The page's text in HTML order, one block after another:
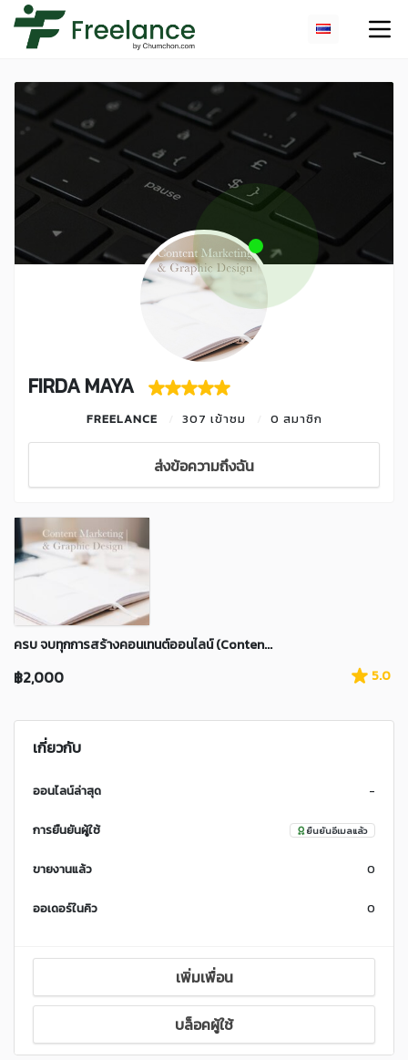
FIRDA MAYA
FREELANCE 307 เข้าชม 0 สมาชิก
ส่งข้อความถึงฉัน
ครบ จบทุกการสร้างคอนเทนต์ออนไลน์ (Conten...
฿2,000 5.0
เกี่ยวกับ
ออนไลน์ล่าสุด -
การยืนยันผู้ใช้ ยืนยันอีเมลแล้ว
ขายงานแล้ว 0
ออเดอร์ในคิว 0
เพิ่มเพื่อน
บล็อคผู้ใช้